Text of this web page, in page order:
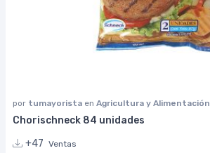
por tumayorista en Agricultura y Alimentación
Chorischneck 84 unidades
+47 Ventas